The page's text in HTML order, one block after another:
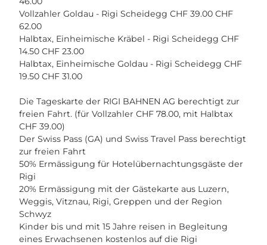
Vollzahler Goldau - Rigi Scheidegg CHF 39.00 CHF
62.00
Halbtax, Einheimische Kräbel - Rigi Scheidegg CHF
14.50 CHF 23.00
Halbtax, Einheimische Goldau - Rigi Scheidegg CHF
19.50 CHF 31.00
Die Tageskarte der RIGI BAHNEN AG berechtigt zur
freien Fahrt. (für Vollzahler CHF 78.00, mit Halbtax
CHF 39.00)
Der Swiss Pass (GA) und Swiss Travel Pass berechtigt
zur freien Fahrt
50% Ermässigung für Hotelübernachtungsgäste der
Rigi
20% Ermässigung mit der Gästekarte aus Luzern,
Weggis, Vitznau, Rigi, Greppen und der Region
Schwyz
Kinder bis und mit 15 Jahre reisen in Begleitung
eines Erwachsenen kostenlos auf die Rigi